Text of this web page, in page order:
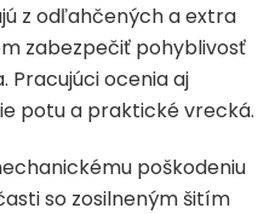
z odľahčených a extra
zabezpečiť pohyblivosť
Pracujúci ocenia aj
potu a praktické vrecká.
poškodeniu
so zosilneným šitím